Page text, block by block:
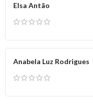
Elsa Antão
Anabela Luz Rodrigues